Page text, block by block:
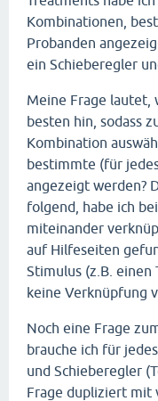
Kombinationen,
Probanden
ein Schieberegler
Meine Frage lautet,
besten hin, sodass
Kombination
bestimmte (für
angezeigt werden?
folgend, habe ich
miteinander
auf Hilfeseiten
Stimulus (z.B.
keine Verknüpfung
Noch eine Frage
brauche ich für
und Schieberegler
Frage dupliziert mit